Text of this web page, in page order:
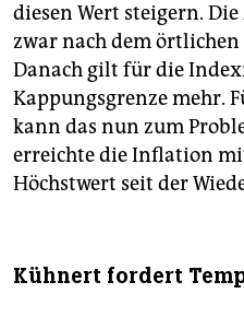
diesen Wert steigern.
zwar nach dem
Danach gilt für die
Kappungsgrenze mehr.
kann das nun zum
erreichte die Inflation
Höchstwert seit der
Kühnert fordert